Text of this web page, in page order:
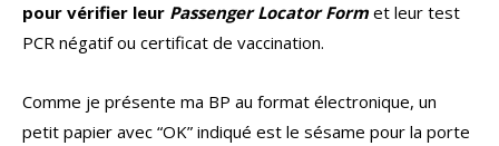
pour vérifier leur Passenger Locator Form et leur test
PCR négatif ou certificat de vaccination.
Comme je présente ma BP au format électronique, un
petit papier avec “OK” indiqué est le sésame pour la porte